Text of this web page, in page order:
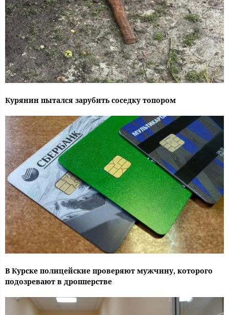
Курянин пытался зарубить соседку топором
В Курске полицейские проверяют мужчину, которого
подозревают в дропперстве